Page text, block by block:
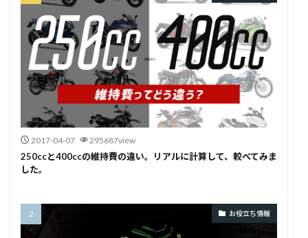
2017-04-07 295687view
250ccと400ccの維持費の違い。リアルに計算して、較べてみま
した。
お役立ち情報